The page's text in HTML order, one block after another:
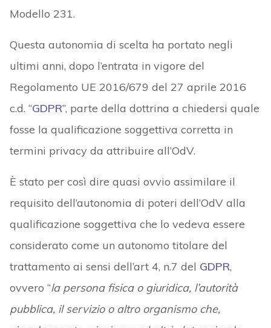
Modello 231.
Questa autonomia di scelta ha portato negli
ultimi anni, dopo l’entrata in vigore del
Regolamento UE 2016/679 del 27 aprile 2016
c.d. “GDPR”, parte della dottrina a chiedersi quale
fosse la qualificazione soggettiva corretta in
termini privacy da attribuire all’OdV.
È stato per così dire quasi ovvio assimilare il
requisito dell’autonomia di poteri dell’OdV alla
qualificazione soggettiva che lo vedeva essere
considerato come un autonomo titolare del
trattamento ai sensi dell’art 4, n.7 del GDPR,
ovvero “la persona fisica o giuridica, l’autorità
pubblica, il servizio o altro organismo che,